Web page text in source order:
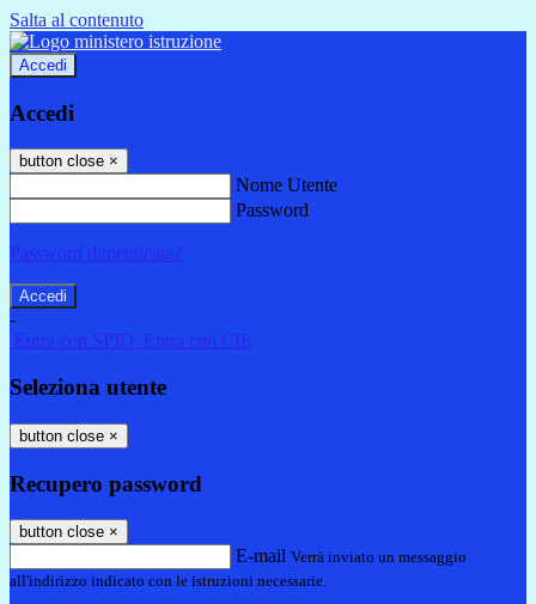
Salta al contenuto
Accedi
Accedi
button close ×
Nome Utente
Password
Password dimenticata?
-
Entra con SPID
Entra con CIE
Seleziona utente
button close ×
Recupero password
button close ×
E-mail Verrà inviato un messaggio
all'indirizzo indicato con le istruzioni necessarie.